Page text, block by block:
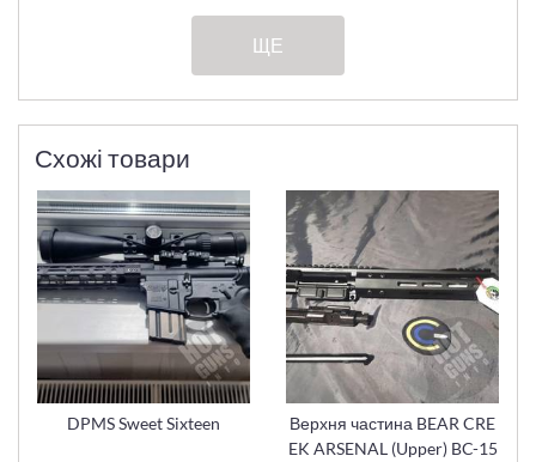
ЩЕ
Схожі товари
DPMS Sweet Sixteen
Верхня частина BEAR CRE
EK ARSENAL (Upper) BC-15